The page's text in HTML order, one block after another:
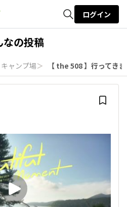
検索
ログイン
なの投稿
キャンプ場＞ 【 the 508 】行ってき